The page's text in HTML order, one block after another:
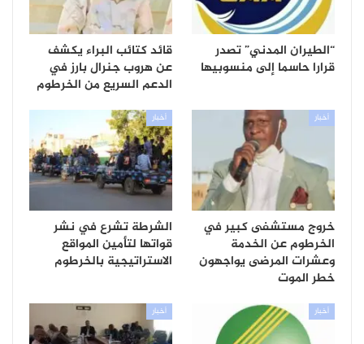
“الطيران المدني” تصدر
قرارا حاسما إلى منسوبيها
قائد كتائب البراء يكشف
عن هروب جنرال بارز في
الدعم السريع من الخرطوم
أخبار
خروج مستشفى كبير في
الخرطوم عن الخدمة
وعشرات المرضى يواجهون
خطر الموت
أخبار
الشرطة تشرع في نشر
قواتها لتأمين المواقع
الاستراتيجية بالخرطوم
أخبار أخبار